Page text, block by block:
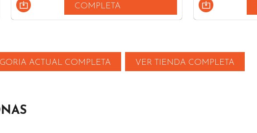
COMPLETA
ACTUAL COMPLETA VER TIENDA COMPLETA